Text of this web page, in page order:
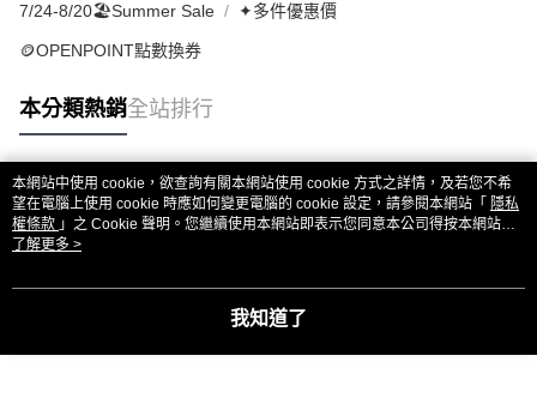
7/24-8/20🏖️Summer Sale ✦多件優惠價
🪙OPENPOINT點數換券
本分類熱銷全站排行
熱門標籤
本網站中使用 cookie，欲查詢有關本網站使用 cookie 方式之詳情，及若您不希
望在電腦上使用 cookie 時應如何變更電腦的 cookie 設定，請參閱本網站「 隱私
權條款 」之 Cookie 聲明。您繼續使用本網站即表示您同意本公司得按本網站使
用條款之 Cookie 聲明使用 cookie。
了解更多 >
我知道了